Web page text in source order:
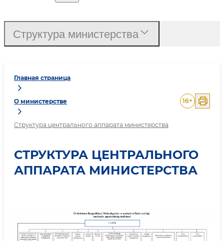
Главная страница
О министерстве
Структура центрального аппарата министерства
16+
СТРУКТУРА ЦЕНТРАЛЬНОГО
АППАРАТА МИНИСТЕРСТВА
Структура министерства